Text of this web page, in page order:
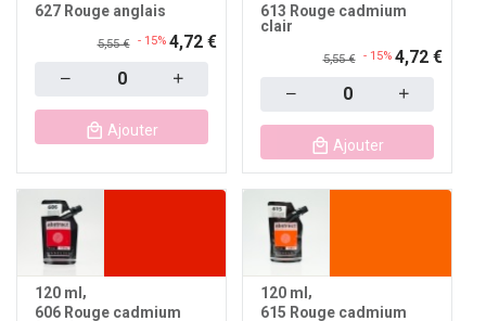
627 Rouge anglais
5,55 € - 15% 4,72 €
Ajouter
613 Rouge cadmium
clair
5,55 € - 15% 4,72 €
Ajouter
120 ml
606 Rouge cadmium
120 ml
615 Rouge cadmium